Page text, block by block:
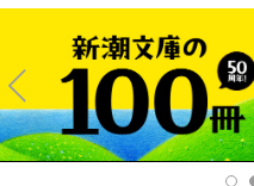
Pre
v